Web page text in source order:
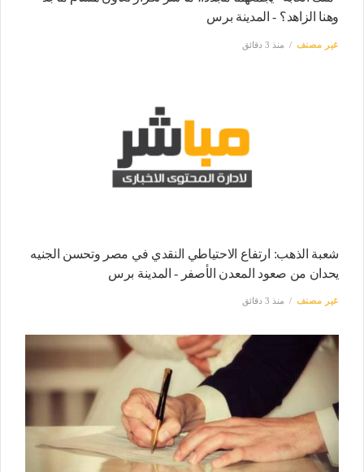
وهنا الزاهد؟ - المدينة برس
غير مصنف منذ 3 دقائق
شعبة الذهب: ارتفاع الاحتياطي النقدي في مصر وتحسن الجنيه
يحدان من صعود المعدن الأصفر - المدينة برس
غير مصنف منذ 3 دقائق